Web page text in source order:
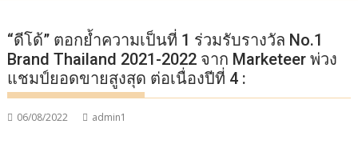
“ดีโด้” ตอกย้ำความเป็นที่ 1 ร่วมรับรางวัล No.1
Brand Thailand 2021-2022 จาก Marketeer พ่วง
แชมป์ยอดขายสูงสุด ต่อเนื่องปีที่ 4 :
06/08/2022 admin1